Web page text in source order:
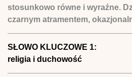
stosunkowo równe i wyraźne.
czarnym atramentem,
SŁOWO KLUCZOWE 1:
religia i duchowość